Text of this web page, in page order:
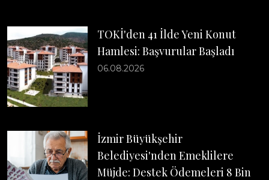
TOKİ'den 41 İlde Yeni Konut
Hamlesi: Başvurular Başladı
06.08.2026
İzmir Büyükşehir
Belediyesi'nden Emeklilere
Müjde: Destek Ödemeleri 8 Bin